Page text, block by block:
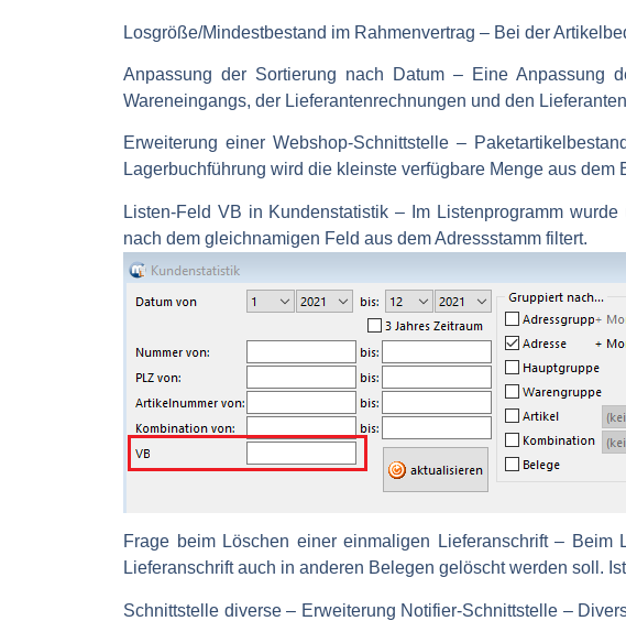
Losgröße/Mindestbestand im Rahmenvertrag – Bei der
Anpassung der Sortierung nach Datum – Eine Anpassung
Wareneingangs, der Lieferantenrechnungen und den
Erweiterung einer Webshop-Schnittstelle – Paketartikelbestand
Lagerbuchführung wird die kleinste verfügbare Menge aus dem
Listen-Feld VB in Kundenstatistik – Im Listenprogramm wurde
nach dem gleichnamigen Feld aus dem Adressstamm filtert.
Frage beim Löschen einer einmaligen Lieferanschrift– Beim
Lieferanschrift auch in anderen Belegen gelöscht werden soll.
Schnittstelle diverse – Erweiterung Notifier-Schnittstelle –